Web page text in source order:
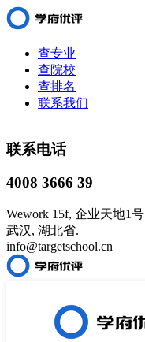
查专业
查院校
查排名
联系我们
联系电话
4008 3666 39
Wework 15f, 企业天地1号
武汉, 湖北省.
info@targetschool.cn